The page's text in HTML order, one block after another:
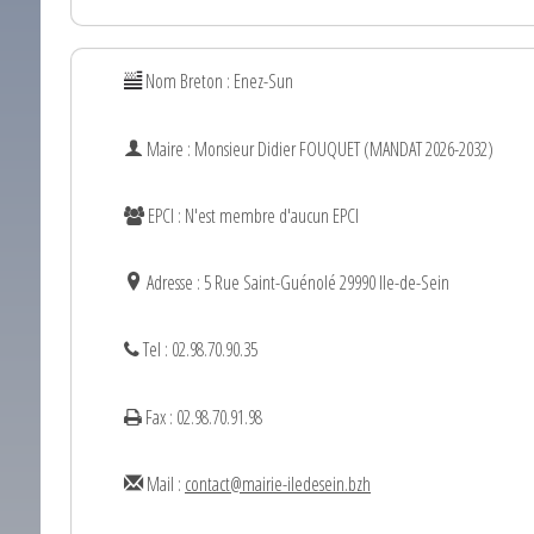
Nom Breton : Enez-Sun
Maire : MonsieurDidierFOUQUET (MANDAT 2026-2032)
EPCI : N'est membre d'aucun EPCI
Adresse : 5 Rue Saint-Guénolé 29990 Ile-de-Sein
Tel : 02.98.70.90.35
Fax : 02.98.70.91.98
Mail : contact@mairie-iledesein.bzh